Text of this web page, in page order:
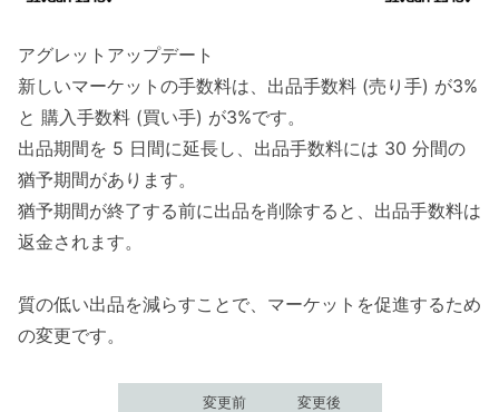
アグレットアップデート
新しいマーケットの手数料は、出品手数料 (売り手) が3%
と 購入手数料 (買い手) が3%です。
出品期間を 5 日間に延長し、出品手数料には 30 分間の
猶予期間があります。
猶予期間が終了する前に出品を削除すると、出品手数料は
返金されます。
質の低い出品を減らすことで、マーケットを促進するため
の変更です。
変更前 変更後